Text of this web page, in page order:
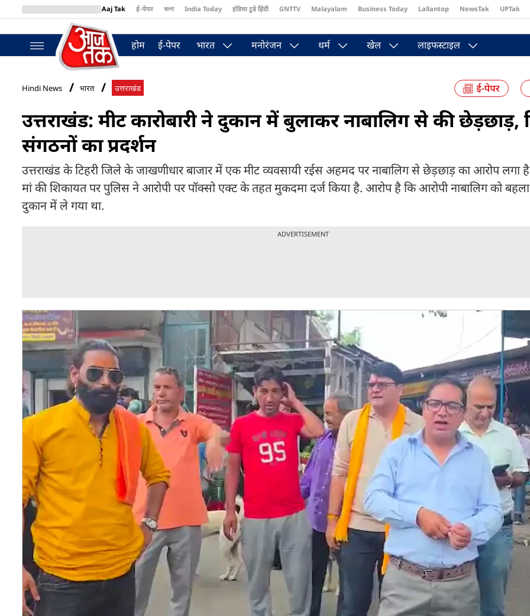
Aaj Tak ई-पेपर বাংলা India Today इंडिया टुडे हिंदी GNTTV Malayalam Business Today Lallantop NewsTak UPTak
BT Bazaar
होम ई-पेपर भारत मनोरंजन धर्म खेल लाइफस्टाइल
Hindi News भारत उत्तराखंड
उत्तराखंड: मीट कारोबारी ने दुकान में बुलाकर नाबालिग से की छेड़छाड़,
संगठनों का प्रदर्शन
उत्तराखंड के टिहरी जिले के जाखणीधार बाजार में एक मीट व्यवसायी रईस अहमद पर नाबालिग से छेड़छाड़ का आरोप लगा है.
मां की शिकायत पर पुलिस ने आरोपी पर पॉक्सो एक्ट के तहत मुकदमा दर्ज किया है. आरोप है कि आरोपी नाबालिग को
दुकान में ले गया था.
ADVERTISEMENT